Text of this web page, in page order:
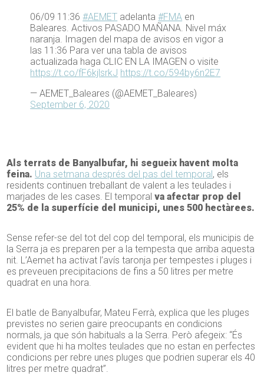
06/09 11:36#AEMET adelanta#FMA en
Baleares. Activos PASADO MAÑANA. Nivel máx
naranja. Imagen del mapa de avisos en vigor a
las 11:36 Para ver una tabla de avisos
actualizada haga CLIC EN LA IMAGEN o visite
https://t.co/fF6kjlsrkJ https://t.co/594by6n2E7
— AEMET_Baleares (@AEMET_Baleares)
September 6, 2020
Als terrats de Banyalbufar, hi segueix havent molta
feina. Una setmana després del pas del temporal , els
residents continuen treballant de valent a les teulades i
marjades de les cases. El temporalva afectar prop del
25% de la superfície del municipi, unes 500 hectàrees.
Sense refer-se del tot del cop del temporal, els municipis de
la Serra ja es preparen per a la tempesta que arriba aquesta
nit. L’Aemet ha activat l’avís taronja per tempestes i pluges i
es preveuen precipitacions de fins a 50 litres per metre
quadrat en una hora.
El batle de Banyalbufar, Mateu Ferrà, explica que les pluges
previstes no serien gaire preocupants en condicions
normals, ja que són habituals a la Serra. Però afegeix: “És
evident que hi ha moltes teulades que no estan en perfectes
condicions per rebre unes pluges que podrien superar els 40
litres per metre quadrat”.